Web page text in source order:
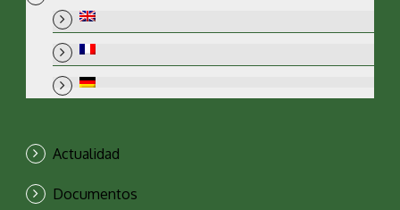
Actualidad
Documentos